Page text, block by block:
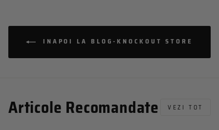
INAPOI LA BLOG-KNOCKOUT STORE
Articole Recomandate VEZI TOT